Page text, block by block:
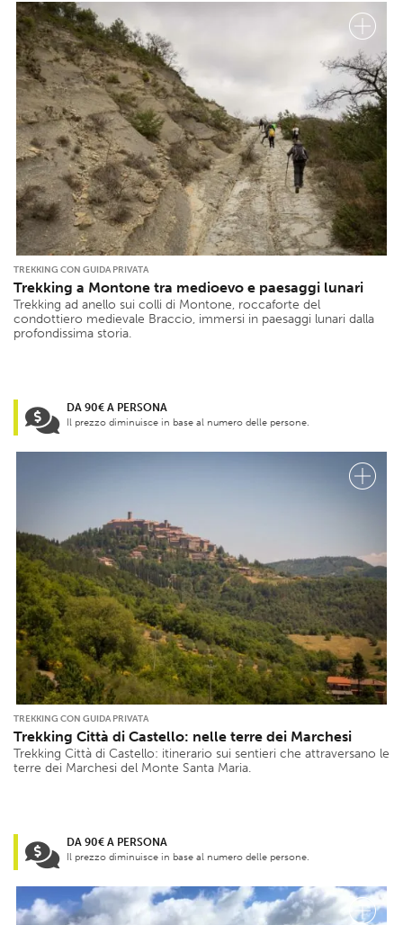
TREKKING CON GUIDA PRIVATA
Trekking a Montone tra medioevo e paesaggi lunari
Trekking ad anello sui colli di Montone, roccaforte del
condottiero medievale Braccio, immersi in paesaggi lunari dalla
profondissima storia.
DA 90€ A PERSONA
Il prezzo diminuisce in base al numero delle persone.
TREKKING CON GUIDA PRIVATA
Trekking Città di Castello: nelle terre dei Marchesi
Trekking Città di Castello: itinerario sui sentieri che attraversano le
terre dei Marchesi del Monte Santa Maria.
DA 90€ A PERSONA
Il prezzo diminuisce in base al numero delle persone.